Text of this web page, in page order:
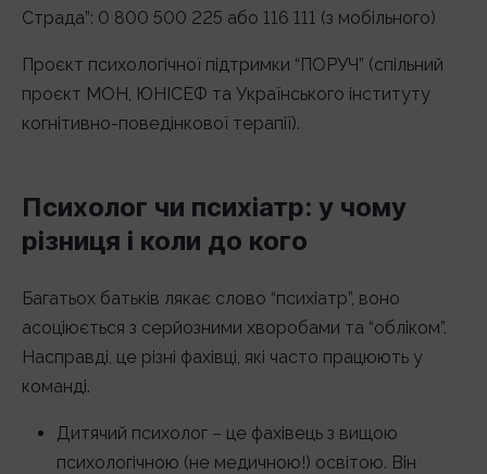
Страда”: 0 800 500 225 або 116 111 (з мобільного)
Проєкт психологічної підтримки “ПОРУЧ” (спільний
проєкт МОН, ЮНІСЕФ та Українського інституту
когнітивно-поведінкової терапії).
Психолог чи психіатр: у чому
різниця і коли до кого
Багатьох батьків лякає слово “психіатр”, воно
асоціюється з серйозними хворобами та “обліком”.
Насправді, це різні фахівці, які часто працюють у
команді.
Дитячий психолог – це фахівець з вищою
психологічною (не медичною!) освітою. Він